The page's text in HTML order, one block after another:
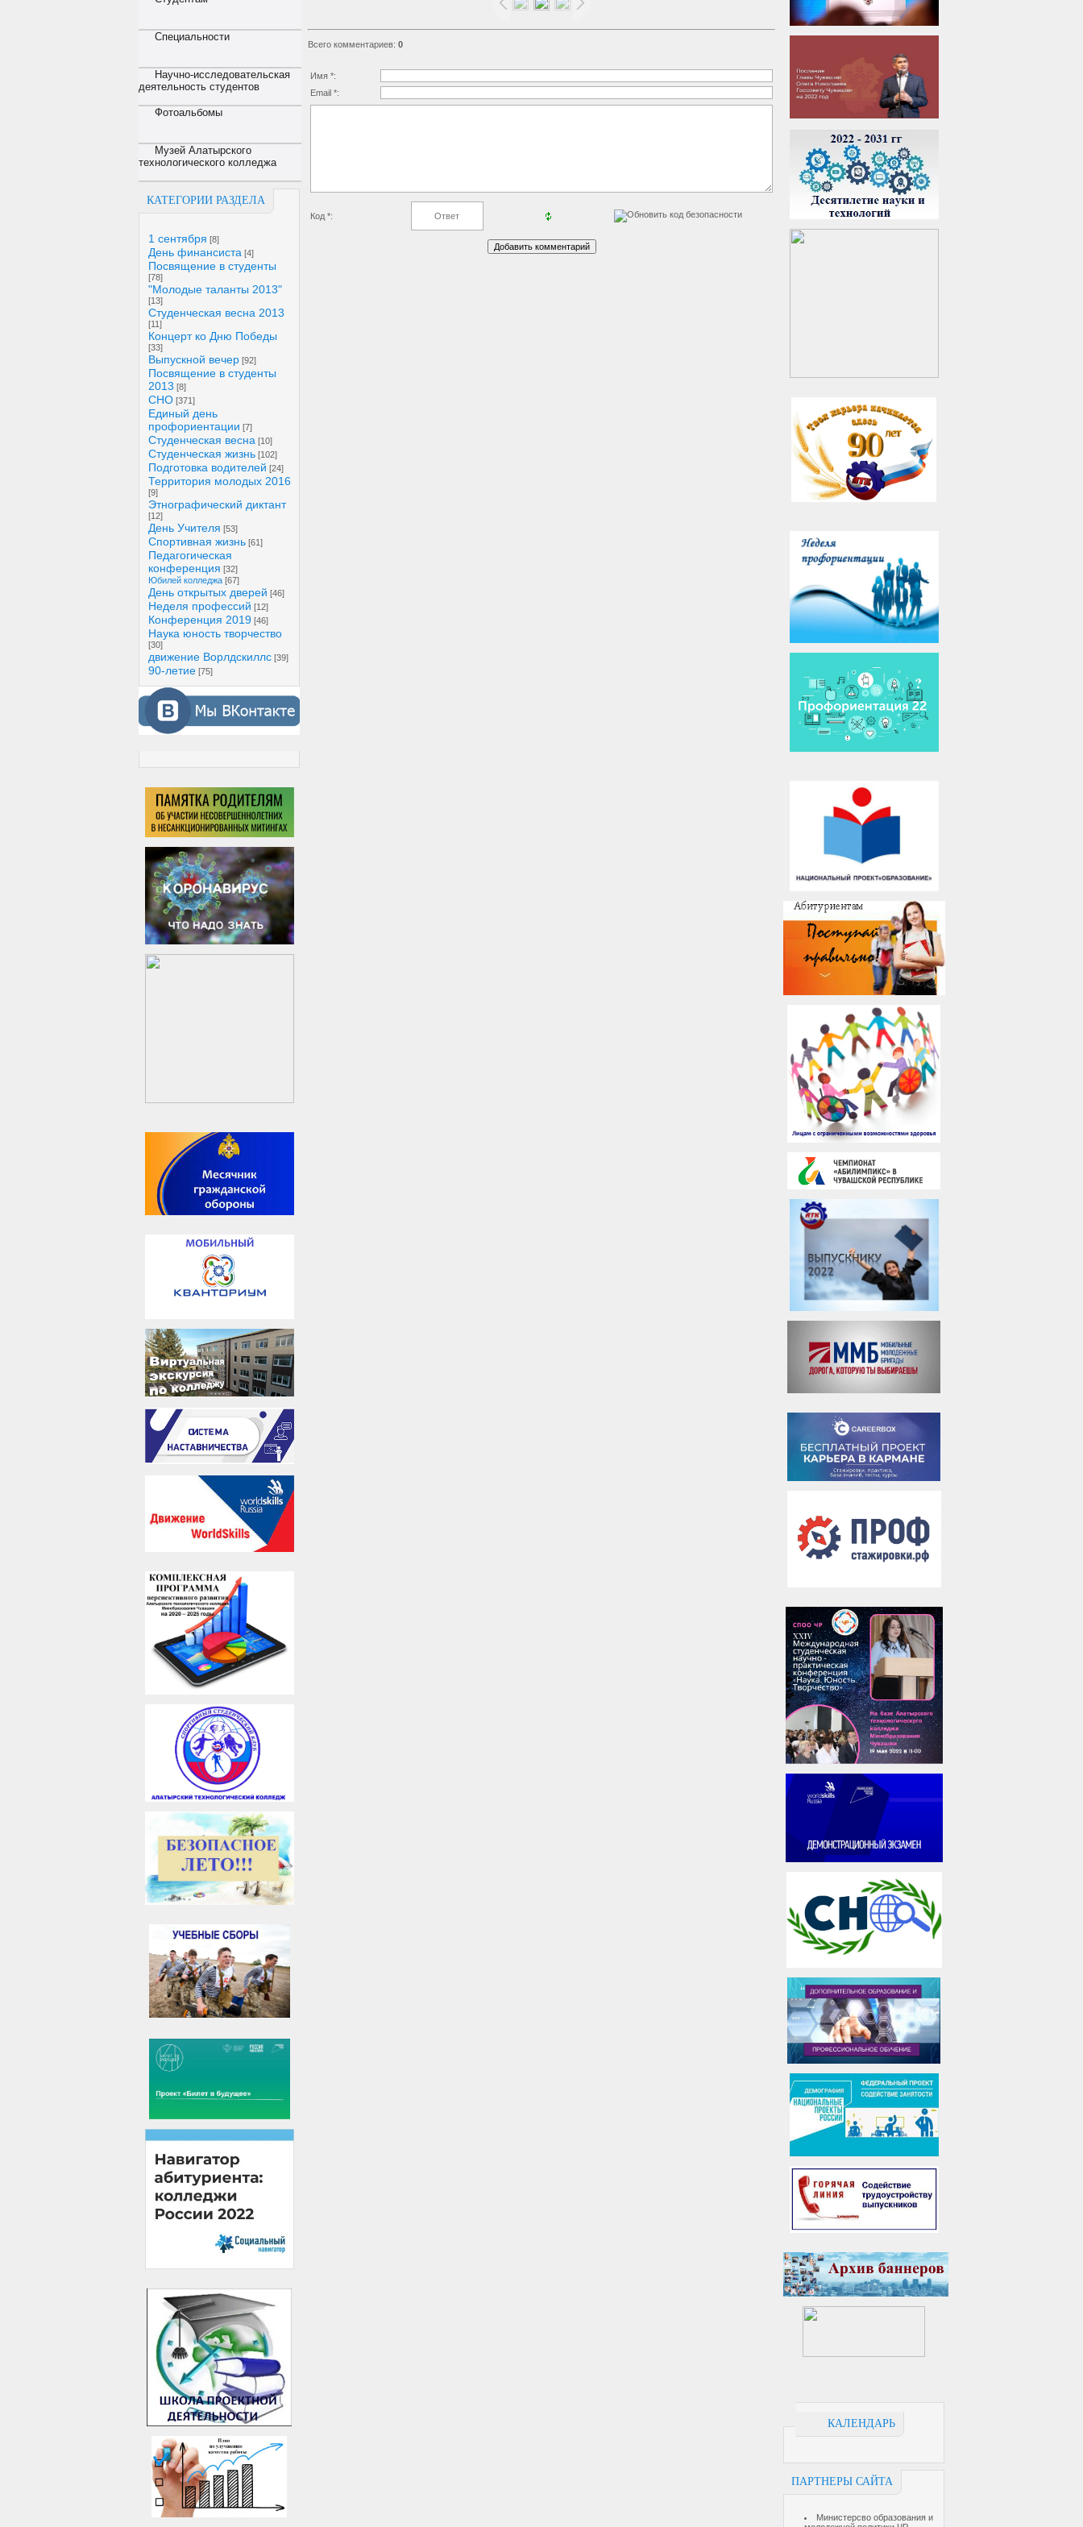
Специальности
Научно-исследовательская
деятельность студентов
Фотоальбомы
Музей Алатырского
технологического колледжа
КАТЕГОРИИ РАЗДЕЛА
1 сентября [8]
День финансиста [4]
Посвящение в студенты
[78]
"Молодые таланты 2013"
[13]
Студенческая весна 2013
[11]
Концерт ко Дню Победы
[33]
Выпускной вечер [92]
Посвящение в студенты
2013 [8]
СНО [371]
Единый день
профориентации [7]
Студенческая весна [10]
Студенческая жизнь [102]
Подготовка водителей [24]
Территория молодых 2016
[9]
Этнографический диктант
[12]
День Учителя [53]
Спортивная жизнь [61]
Педагогическая
конференция [32]
Юбилей колледжа [67]
День открытых дверей [46]
Неделя профессий [12]
Конференция 2019 [46]
Наука юность творчество
[30]
движение Ворлдскиллс [39]
90-летие [75]
КАЛЕНДАРЬ
ПАРТНЕРЫ САЙТА
Министерсво образования и
Всего комментариев: 0
Имя *:
Email *:
Код *: